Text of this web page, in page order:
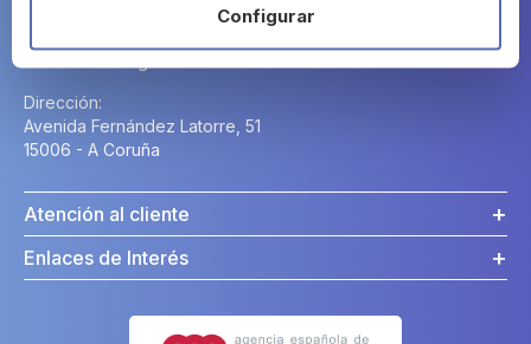
Configurar
Dirección:
Avenida Fernández Latorre, 51
15006 - A Coruña
Atención al cliente
Enlaces de Interés